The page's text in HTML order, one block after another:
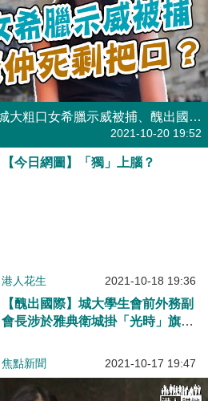
【短片】【笑聞一分鐘】城大粗口女希臘示威被捕、醜出國際仲死剩把口？
2021-10-20 19:52
【今日網圖】「獨」上腦？
港人花生 2021-10-18 19:36
【醜出國際】城大學生會前外務副
會長涉於雅典衛城掛「光時」旗
焦點新聞 2021-10-17 19:47